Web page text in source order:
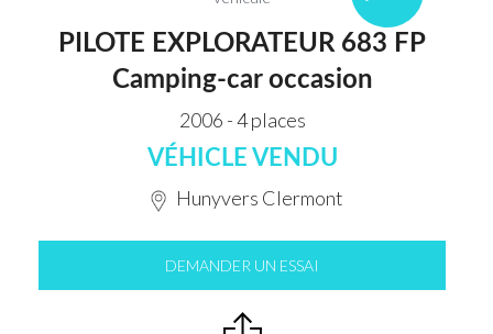
PILOTE EXPLORATEUR 683 FP
Camping-car occasion
2006 - 4 places
VÉHICLE VENDU
Hunyvers Clermont
DEMANDER UN ESSAI